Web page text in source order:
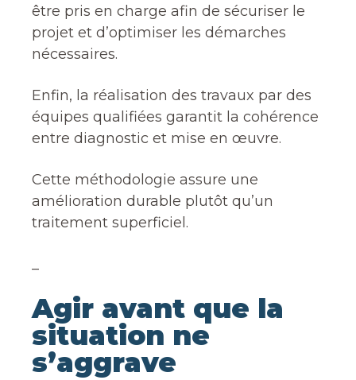
être pris en charge afin de sécuriser le
projet et d’optimiser les démarches
nécessaires.
Enfin, la réalisation des travaux par des
équipes qualifiées garantit la cohérence
entre diagnostic et mise en œuvre.
Cette méthodologie assure une
amélioration durable plutôt qu’un
traitement superficiel.
Agir avant que la
situation ne
s’aggrave